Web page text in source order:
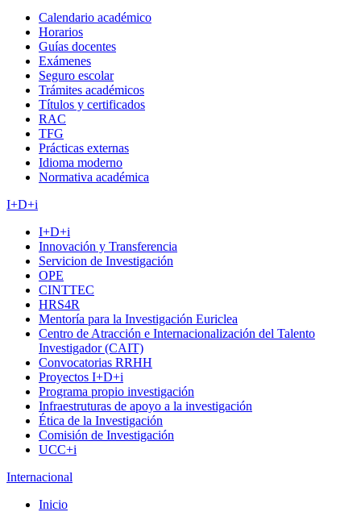
Calendario académico
Horarios
Guías docentes
Exámenes
Seguro escolar
Trámites académicos
Títulos y certificados
RAC
TFG
Prácticas externas
Idioma moderno
Normativa académica
I+D+i
I+D+i
Innovación y Transferencia
Servicion de Investigación
OPE
CINTTEC
HRS4R
Mentoría para la Investigación Euriclea
Centro de Atracción e Internacionalización del Talento
Investigador (CAIT)
Convocatorias RRHH
Proyectos I+D+i
Programa propio investigación
Infraestruturas de apoyo a la investigación
Ética de la Investigación
Comisión de Investigación
UCC+i
Internacional
Inicio